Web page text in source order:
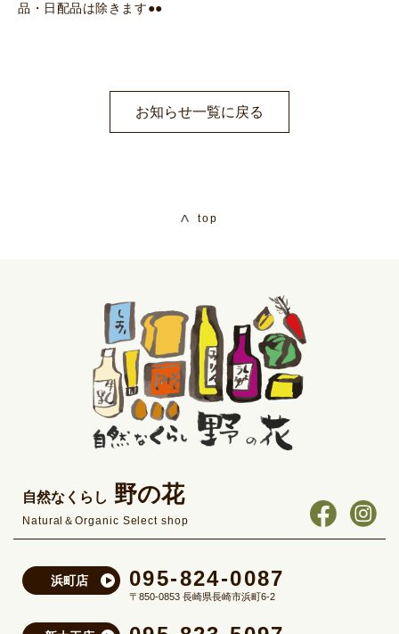
品・日配品は除きます●●
お知らせ一覧に戻る
top
自然なくらし 野の花
Natural＆Organic Select shop
浜町店 095-824-0087
〒850-0853 長崎県長崎市浜町6-2